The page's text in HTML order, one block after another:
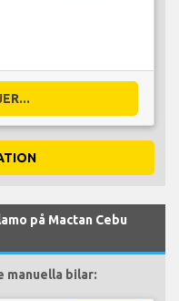
på Mactan Cebu
manuella bilar: